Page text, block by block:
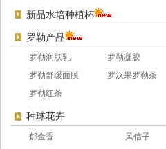
新品水培种植杯
罗勒产品
罗勒润肤乳
罗勒凝胶
罗勒舒缓面膜
罗汉果罗勒茶
罗勒红茶
种球花卉
郁金香
风信子